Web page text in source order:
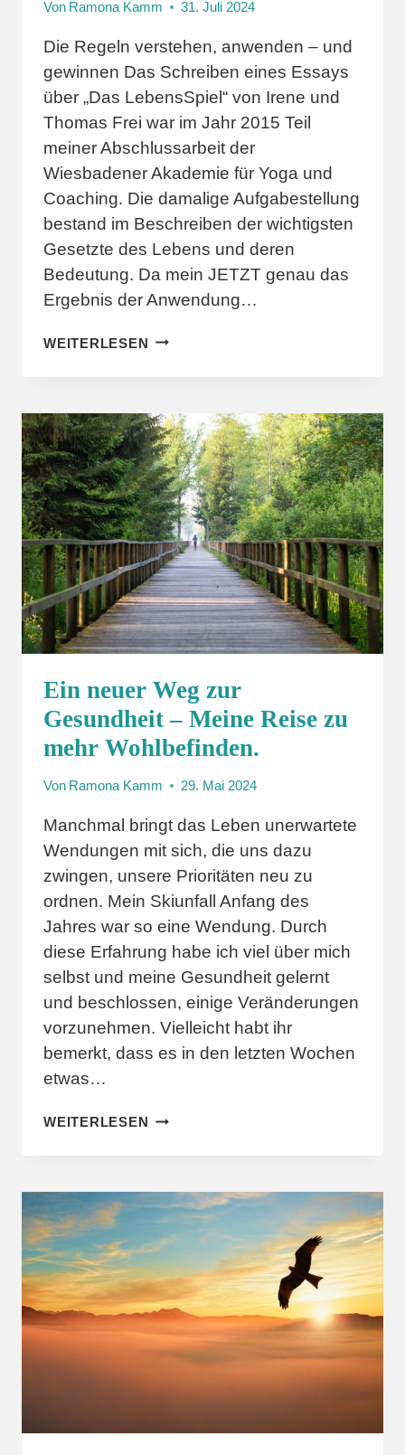
Von Ramona Kamm 31. Juli 2024
Die Regeln verstehen, anwenden – und
gewinnen Das Schreiben eines Essays
über „Das LebensSpiel“ von Irene und
Thomas Frei war im Jahr 2015 Teil
meiner Abschlussarbeit der
Wiesbadener Akademie für Yoga und
Coaching. Die damalige Aufgabestellung
bestand im Beschreiben der wichtigsten
Gesetzte des Lebens und deren
Bedeutung. Da mein JETZT genau das
Ergebnis der Anwendung…
WEITERLESEN DAS
(TEIL
1)
Ein neuer Weg zur
Gesundheit – Meine Reise zu
mehr Wohlbefinden.
Von Ramona Kamm 29. Mai 2024
Manchmal bringt das Leben unerwartete
Wendungen mit sich, die uns dazu
zwingen, unsere Prioritäten neu zu
ordnen. Mein Skiunfall Anfang des
Jahres war so eine Wendung. Durch
diese Erfahrung habe ich viel über mich
selbst und meine Gesundheit gelernt
und beschlossen, einige Veränderungen
vorzunehmen. Vielleicht habt ihr
bemerkt, dass es in den letzten Wochen
etwas…
WEITERLESEN EIN
GESUNDHEIT
–
MEINE
REISE
ZU
MEHR
WOHLBEFINDEN.